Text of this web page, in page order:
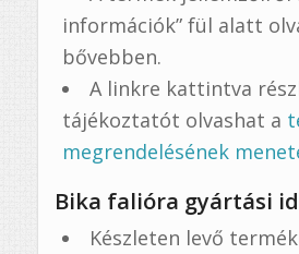
információk” fül alatt
bővebben.
A linkre kattintva
tájékoztatót olvashat a
megrendelésének
Bika falióra gyártási
Készleten levő